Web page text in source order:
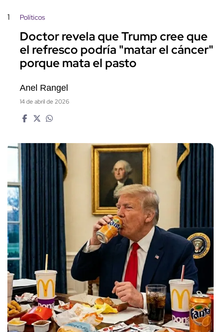
1 Políticos
Doctor revela que Trump cree que
el refresco podría "matar el cáncer"
porque mata el pasto
Anel Rangel
14 de abril de 2026